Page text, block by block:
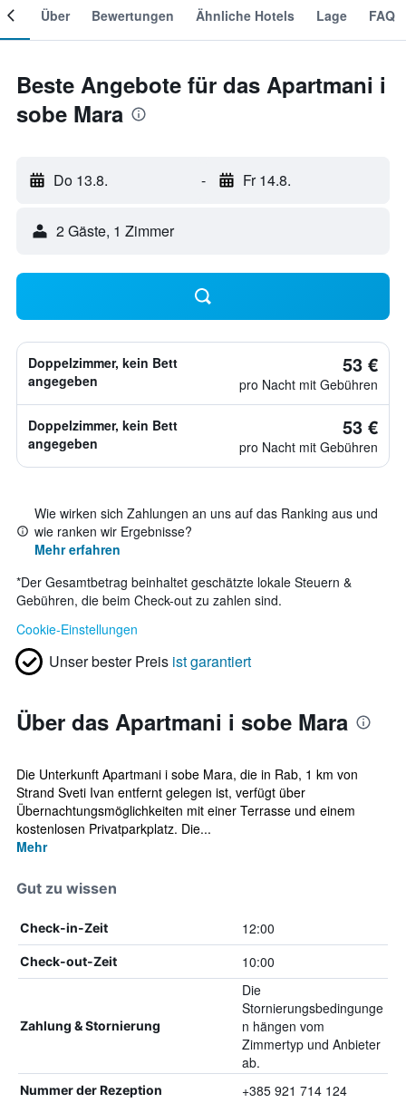
Über Bewertungen Ähnliche Hotels Lage FAQ
Beste Angebote für das Apartmani i
sobe Mara
Do 13.8. - Fr 14.8.
2 Gäste, 1 Zimmer
Doppelzimmer, kein Bett
angegeben
53 €
pro Nacht mit Gebühren
Doppelzimmer, kein Bett
angegeben
53 €
pro Nacht mit Gebühren
Wie wirken sich Zahlungen an uns auf das Ranking aus und
wie ranken wir Ergebnisse?
Mehr erfahren
*Der Gesamtbetrag beinhaltet geschätzte lokale Steuern &
Gebühren, die beim Check-out zu zahlen sind.
Cookie-Einstellungen
Unser bester Preis ist garantiert
Über das Apartmani i sobe Mara
Die Unterkunft Apartmani i sobe Mara, die in Rab, 1 km von
Strand Sveti Ivan entfernt gelegen ist, verfügt über
Übernachtungsmöglichkeiten mit einer Terrasse und einem
kostenlosen Privatparkplatz. Die...
Mehr
Gut zu wissen
Check-in-Zeit 12:00
Check-out-Zeit 10:00
Zahlung & Stornierung
Die
Stornierungsbedingunge
n hängen vom
Zimmertyp und Anbieter
ab.
Nummer der Rezeption +385 921 714 124